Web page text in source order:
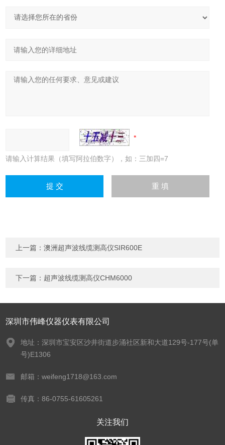
请输入计算结果（填写阿拉伯数字），如：三加四=7
上一篇：澳洲超声波线缆测高仪SIR600E
下一篇： 超声波线缆测高仪CHM6000
深圳市伟峰仪器仪表有限公司
地址：深圳市宝安区沙井街道步涌社区新和大道129号-177号(单
号)E1306
邮箱：weifeng1718@163.com
传真：86-0755-61605261
关注我们